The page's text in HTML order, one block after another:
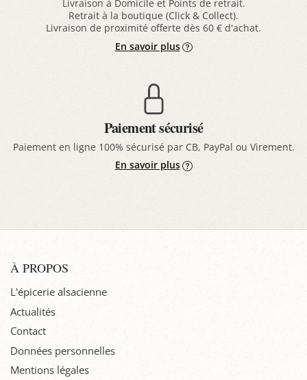
Livraison à Domicile et Points de retrait.
Retrait à la boutique (Click & Collect).
Livraison de proximité offerte dès 60 € d'achat.
En savoir plus
Paiement sécurisé
Paiement en ligne 100% sécurisé par CB, PayPal ou Virement.
En savoir plus
À PROPOS
L'épicerie alsacienne
Actualités
Contact
Données personnelles
Mentions légales